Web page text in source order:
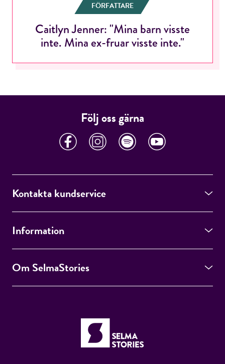
FÖRFATTARE
Caitlyn Jenner: "Mina barn visste
inte. Mina ex-fruar visste inte."
Följ oss gärna
Kontakta kundservice
Information
Om SelmaStories